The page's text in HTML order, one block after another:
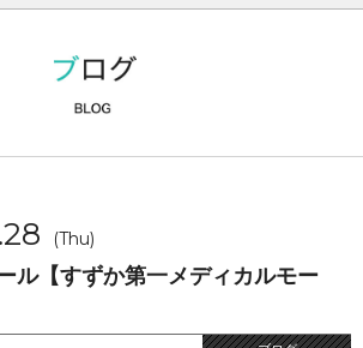
(Thu)
ル【すずか第一メディカルモー